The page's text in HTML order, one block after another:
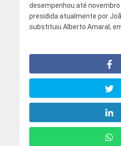
desempenhou até novembro
presidida atualmente por
substituiu Alberto Amaral,